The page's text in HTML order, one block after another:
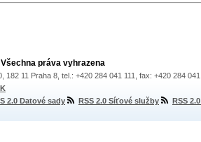
práva vyhrazena
182 11 Praha 8, tel.: +420 284 041 111, fax: +420 284
2.0 Datové sady RSS 2.0 Síťové služby RSS